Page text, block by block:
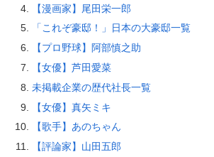
【漫画家】尾田栄一郎
「これぞ豪邸！」日本の大豪邸一覧
【プロ野球】阿部慎之助
【女優】芦田愛菜
未掲載企業の歴代社長一覧
【女優】真矢ミキ
【歌手】あのちゃん
【評論家】山田五郎